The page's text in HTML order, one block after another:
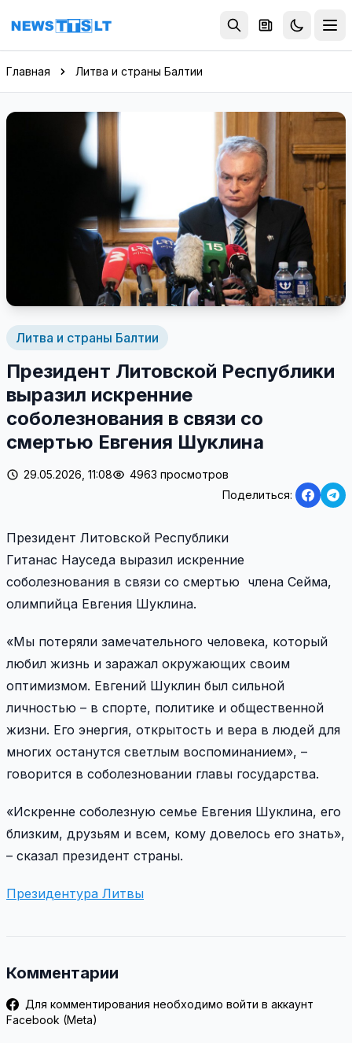
Перейти к содержимому
Главная Литва и страны Балтии
Литва и страны Балтии
Президент Литовской Республики
выразил искренние
соболезнования в связи со
смертью Евгения Шуклина
29.05.2026, 11:08
4963 просмотров
Поделиться:
Президент Литовской Республики
Гитанас Науседа выразил искренние
соболезнования в связи со смертью члена Сейма,
олимпийца Евгения Шуклина.
«Мы потеряли замечательного человека, который
любил жизнь и заражал окружающих своим
оптимизмом. Евгений Шуклин был сильной
личностью – в спорте, политике и общественной
жизни. Его энергия, открытость и вера в людей для
многих останутся светлым воспоминанием», –
говорится в соболезновании главы государства.
«Искренне соболезную семье Евгения Шуклина, его
близким, друзьям и всем, кому довелось его знать»,
– сказал президент страны.
Президентура Литвы
Комментарии
Для комментирования необходимо войти в аккаунт
Facebook (Meta)